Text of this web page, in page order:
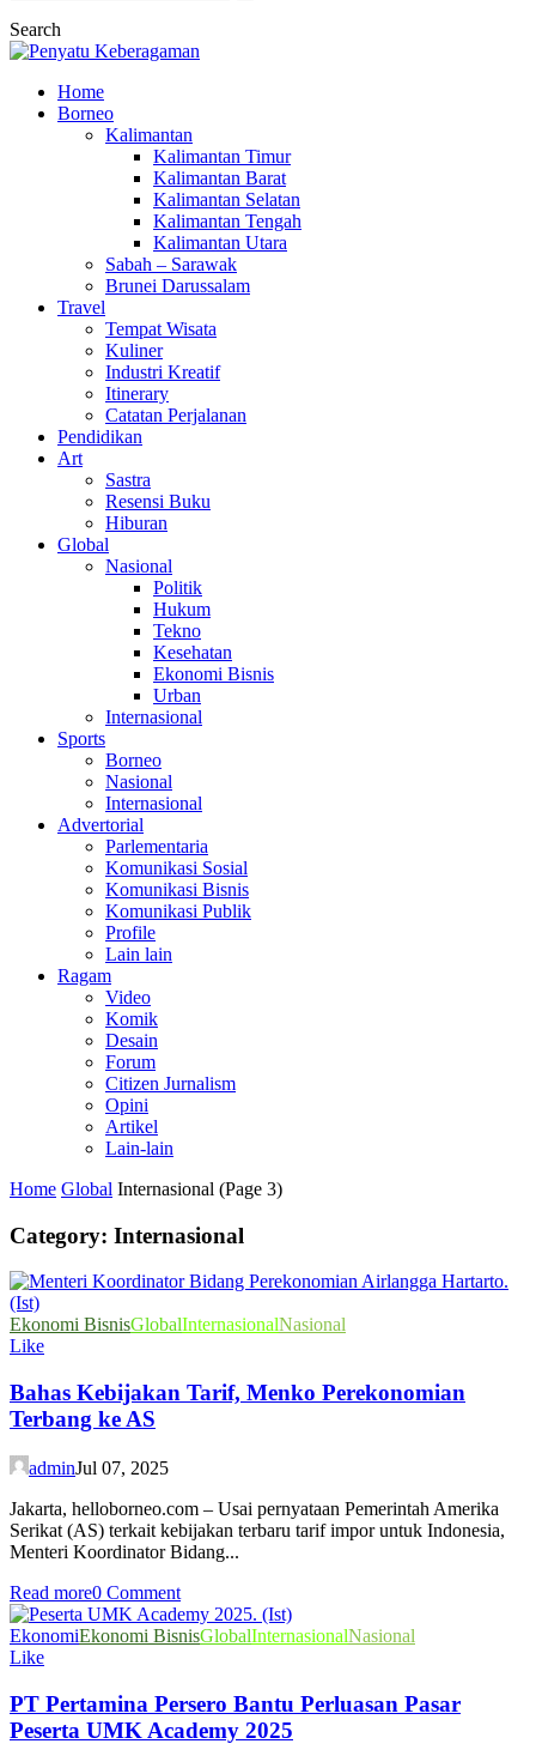
Search
Home
Borneo
Kalimantan
Kalimantan Timur
Kalimantan Barat
Kalimantan Selatan
Kalimantan Tengah
Kalimantan Utara
Sabah – Sarawak
Brunei Darussalam
Travel
Tempat Wisata
Kuliner
Industri Kreatif
Itinerary
Catatan Perjalanan
Pendidikan
Art
Sastra
Resensi Buku
Hiburan
Global
Nasional
Politik
Hukum
Tekno
Kesehatan
Ekonomi Bisnis
Urban
Internasional
Sports
Borneo
Nasional
Internasional
Advertorial
Parlementaria
Komunikasi Sosial
Komunikasi Bisnis
Komunikasi Publik
Profile
Lain lain
Ragam
Video
Komik
Desain
Forum
Citizen Jurnalism
Opini
Artikel
Lain-lain
Home Global Internasional (Page 3)
Category: Internasional
Ekonomi BisnisGlobalInternasionalNasional
Like
Bahas Kebijakan Tarif, Menko Perekonomian
Terbang ke AS
adminJul 07, 2025
Jakarta, helloborneo.com – Usai pernyataan Pemerintah Amerika
Serikat (AS) terkait kebijakan terbaru tarif impor untuk Indonesia,
Menteri Koordinator Bidang...
Read more0 Comment
EkonomiEkonomi BisnisGlobalInternasionalNasional
Like
PT Pertamina Persero Bantu Perluasan Pasar
Peserta UMK Academy 2025